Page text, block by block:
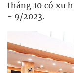
tháng 10 có xu
- 9/2023.